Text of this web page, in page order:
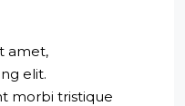
amet,
elit.
morbi tristique